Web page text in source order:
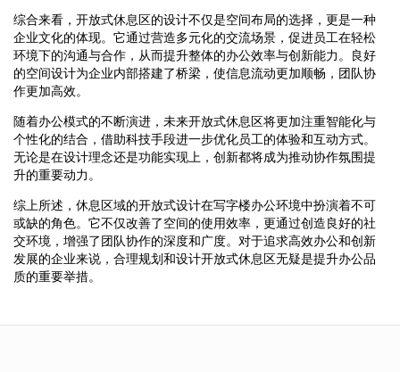
综合来看，开放式休息区的设计不仅是空间布局的选择，更是一种
企业文化的体现。它通过营造多元化的交流场景，促进员工在轻松
环境下的沟通与合作，从而提升整体的办公效率与创新能力。良好
的空间设计为企业内部搭建了桥梁，使信息流动更加顺畅，团队协
作更加高效。
随着办公模式的不断演进，未来开放式休息区将更加注重智能化与
个性化的结合，借助科技手段进一步优化员工的体验和互动方式。
无论是在设计理念还是功能实现上，创新都将成为推动协作氛围提
升的重要动力。
综上所述，休息区域的开放式设计在写字楼办公环境中扮演着不可
或缺的角色。它不仅改善了空间的使用效率，更通过创造良好的社
交环境，增强了团队协作的深度和广度。对于追求高效办公和创新
发展的企业来说，合理规划和设计开放式休息区无疑是提升办公品
质的重要举措。